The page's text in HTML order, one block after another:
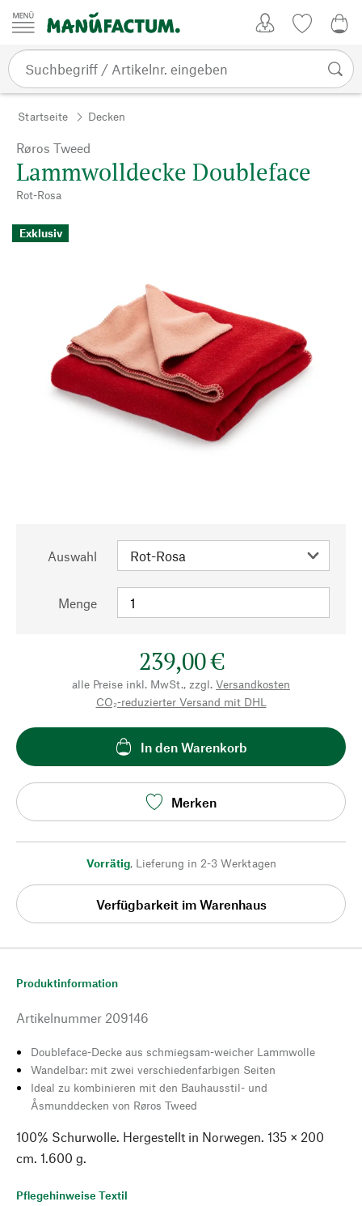
Zum Inhalt springen
Startseite Decken
Røros Tweed
Lammwolldecke Doubleface
Rot-Rosa
Exklusiv
Auswahl
Menge
239,00 €
alle Preise inkl. MwSt., zzgl. Versandkosten
CO₂-reduzierter Versand mit DHL
In den Warenkorb
Merken
Vorrätig, Lieferung in 2-3 Werktagen
Verfügbarkeit im Warenhaus
Produktinformation
Artikelnummer 209146
Doubleface-Decke aus schmiegsam-weicher Lammwolle
Wandelbar: mit zwei verschiedenfarbigen Seiten
Ideal zu kombinieren mit den Bauhausstil- und
Åsmunddecken von Røros Tweed
100% Schurwolle. Hergestellt in Norwegen. 135 × 200
cm. 1.600 g.
Pflegehinweise Textil